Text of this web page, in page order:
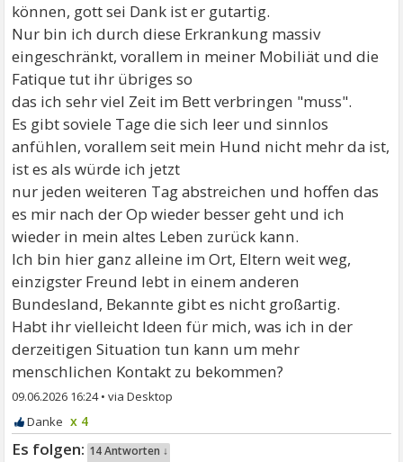
können, gott sei Dank ist er gutartig.
Nur bin ich durch diese Erkrankung massiv
eingeschränkt, vorallem in meiner Mobiliät und die
Fatique tut ihr übriges so
das ich sehr viel Zeit im Bett verbringen "muss".
Es gibt soviele Tage die sich leer und sinnlos
anfühlen, vorallem seit mein Hund nicht mehr da ist,
ist es als würde ich jetzt
nur jeden weiteren Tag abstreichen und hoffen das
es mir nach der Op wieder besser geht und ich
wieder in mein altes Leben zurück kann.
Ich bin hier ganz alleine im Ort, Eltern weit weg,
einzigster Freund lebt in einem anderen
Bundesland, Bekannte gibt es nicht großartig.
Habt ihr vielleicht Ideen für mich, was ich in der
derzeitigen Situation tun kann um mehr
menschlichen Kontakt zu bekommen?
09.06.2026 16:24•
x 4
14 Antworten ↓